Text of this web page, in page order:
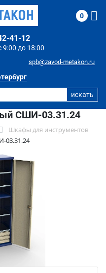
до 18:00
41-12
spb@zavod-metakon.ru
0
СШИ-03.31.24
Шкафы для инструментов
03.31.24